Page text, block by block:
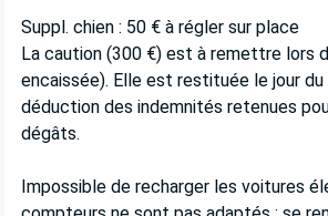
Suppl. chien : 50 € à régler sur place
​La caution (300 €) est à remettre lors
encaissée). Elle est restituée le jour
déduction des indemnités retenues
dégâts.
Impossible de recharger les voitures